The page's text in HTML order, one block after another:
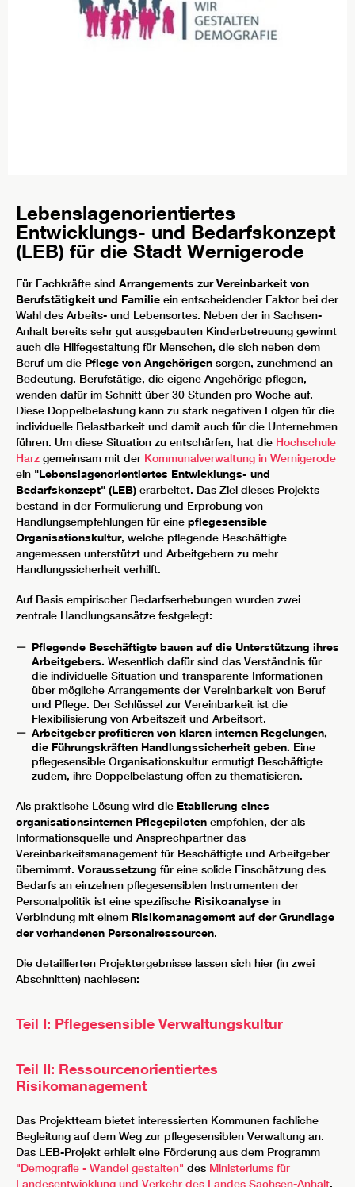
Lebenslagenorientiertes
Entwicklungs- und Bedarfskonzept
(LEB) für die Stadt Wernigerode
Für Fachkräfte sind Arrangements zur Vereinbarkeit von
Berufstätigkeit und Familie ein entscheidender Faktor bei der
Wahl des Arbeits- und Lebensortes. Neben der in Sachsen-
Anhalt bereits sehr gut ausgebauten Kinderbetreuung gewinnt
auch die Hilfegestaltung für Menschen, die sich neben dem
Beruf um die Pflege von Angehörigen sorgen, zunehmend an
Bedeutung. Berufstätige, die eigene Angehörige pflegen,
wenden dafür im Schnitt über 30 Stunden pro Woche auf.
Diese Doppelbelastung kann zu stark negativen Folgen für die
individuelle Belastbarkeit und damit auch für die Unternehmen
führen. Um diese Situation zu entschärfen, hat die Hochschule
Harz gemeinsam mit der Kommunalverwaltung in Wernigerode
ein "Lebenslagenorientiertes Entwicklungs- und
Bedarfskonzept" (LEB) erarbeitet. Das Ziel dieses Projekts
bestand in der Formulierung und Erprobung von
Handlungsempfehlungen für eine pflegesensible
Organisationskultur, welche pflegende Beschäftigte
angemessen unterstützt und Arbeitgebern zu mehr
Handlungssicherheit verhilft.
Auf Basis empirischer Bedarfserhebungen wurden zwei
zentrale Handlungsansätze festgelegt:
Pflegende Beschäftigte bauen auf die Unterstützung ihres
Arbeitgebers. Wesentlich dafür sind das Verständnis für
die individuelle Situation und transparente Informationen
über mögliche Arrangements der Vereinbarkeit von Beruf
und Pflege. Der Schlüssel zur Vereinbarkeit ist die
Flexibilisierung von Arbeitszeit und Arbeitsort.
Arbeitgeber profitieren von klaren internen Regelungen,
die Führungskräften Handlungssicherheit geben. Eine
pflegesensible Organisationskultur ermutigt Beschäftigte
zudem, ihre Doppelbelastung offen zu thematisieren.
Als praktische Lösung wird die Etablierung eines
organisationsinternen Pflegepiloten empfohlen, der als
Informationsquelle und Ansprechpartner das
Vereinbarkeitsmanagement für Beschäftigte und Arbeitgeber
übernimmt. Voraussetzung für eine solide Einschätzung des
Bedarfs an einzelnen pflegesensiblen Instrumenten der
Personalpolitik ist eine spezifische Risikoanalyse in
Verbindung mit einem Risikomanagement auf der Grundlage
der vorhandenen Personalressourcen.
Die detaillierten Projektergebnisse lassen sich hier (in zwei
Abschnitten) nachlesen:
Teil I: Pflegesensible Verwaltungskultur
Teil II: Ressourcenorientiertes
Risikomanagement
Das Projektteam bietet interessierten Kommunen fachliche
Begleitung auf dem Weg zur pflegesensiblen Verwaltung an.
Das LEB-Projekt erhielt eine Förderung aus dem Programm
"Demografie - Wandel gestalten" des Ministeriums für
Landesentwicklung und Verkehr des Landes Sachsen-Anhalt.